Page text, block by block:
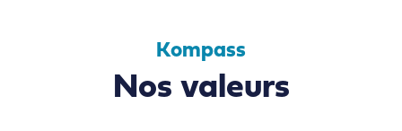
Kompass
Nos valeurs